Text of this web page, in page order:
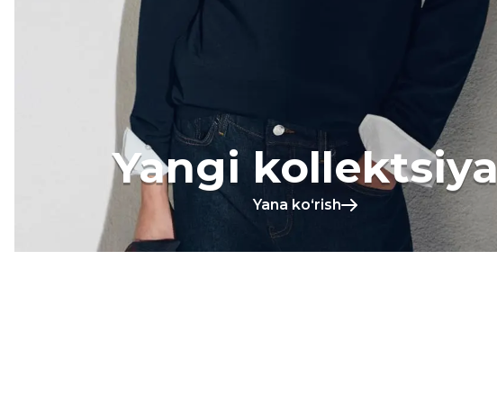
Yangi kollektsiya
Yana koʻrish